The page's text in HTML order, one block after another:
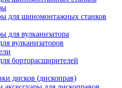
для шиномонтажных станков
для вулканизатора
вулканизаторов
борторасширителей
дисков (дископрав)